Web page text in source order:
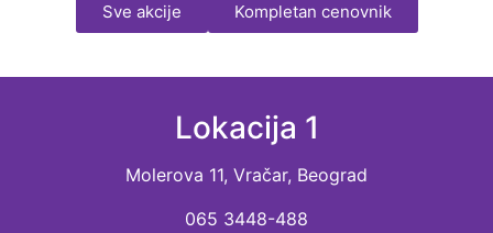
Sve akcije Kompletan cenovnik
Lokacija 1
Molerova 11, Vračar, Beograd
065 3448-488